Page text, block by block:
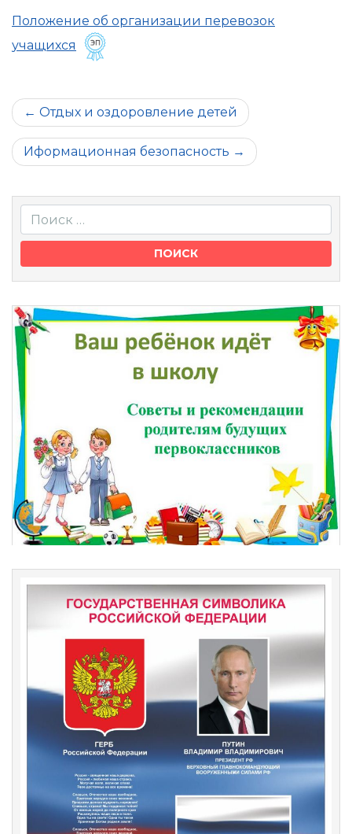
Положение об организации перевозок
учащихся
Навигация
по
записям
Отдых и оздоровление детей
Иформационная безопасность